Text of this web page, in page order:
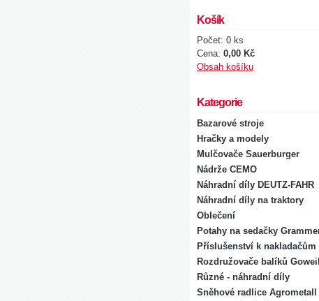
Košík
Počet: 0 ks
Cena: 0,00 Kč
Obsah košíku
Kategorie
Bazarové stroje
Hračky a modely
Mulčovače Sauerburger
Nádrže CEMO
Náhradní díly DEUTZ-FAHR
Náhradní díly na traktory
Oblečení
Potahy na sedačky
Příslušenství k nakladačům
Rozdružovače balíků Goweil
Různé - náhradní díly
Sněhové radlice Agrometall